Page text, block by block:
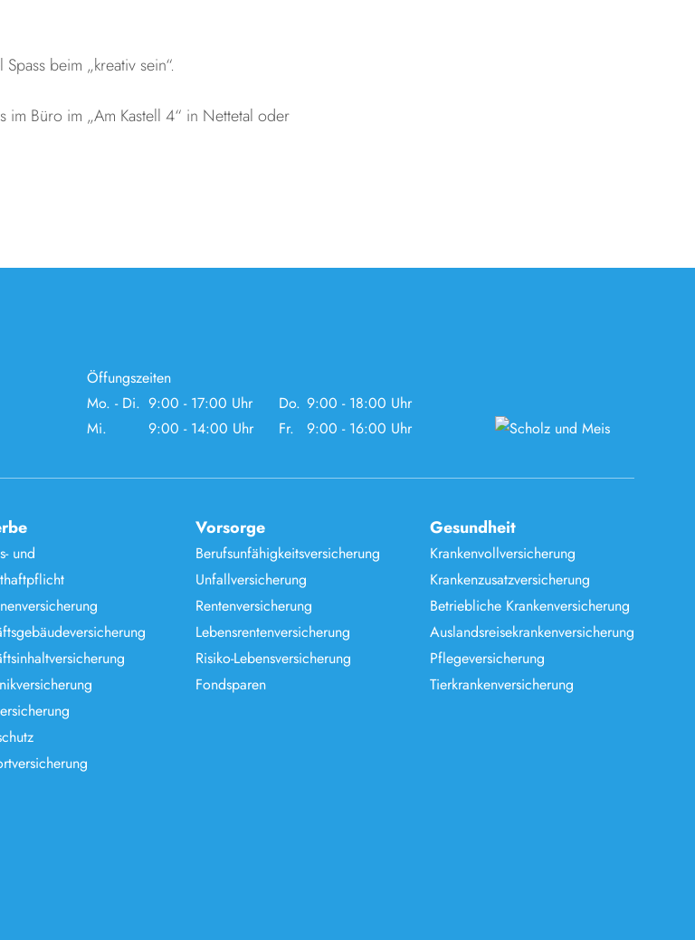
beim „kreativ sein“.
im Büro im „Am Kastell 4“ in Nettetal oder
Öffungszeiten
Mo. - Di. 9:00 - 17:00 Uhr Do. 9:00 - 18:00 Uhr
Mi.
9:00 - 14:00 Uhr Fr. 9:00 - 16:00 Uhr
und
Vorsorge
Berufsunfähigkeitsversicherung
Unfallversicherung
Rentenversicherung
Lebensrentenversicherung
Risiko-Lebensversicherung
Fondsparen
Gesundheit
Krankenvollversicherung
Krankenzusatzversicherung
Betriebliche Krankenversicherung
Auslandsreisekrankenversicherung
Pflegeversicherung
Tierkrankenversicherung